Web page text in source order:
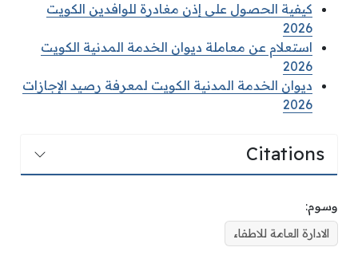
كيفية الحصول على إذن مغادرة للوافدين الكويت
2026
استعلام عن معاملة ديوان الخدمة المدنية الكويت
2026
ديوان الخدمة المدنية الكويت لمعرفة رصيد الإجازات
2026
Citations
وسوم:
الادارة العامة للاطفاء